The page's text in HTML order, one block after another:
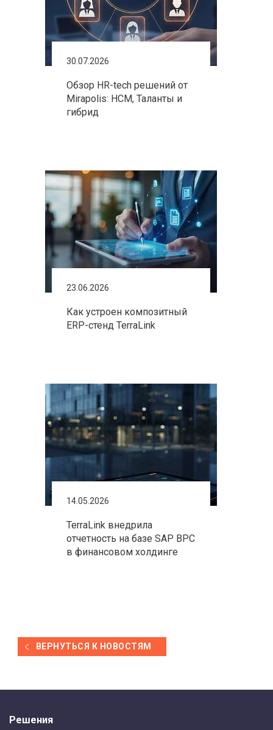
30.07.2026
Обзор HR-tech решений от
Mirapolis: HCM, Таланты и
гибрид
23.06.2026
Как устроен композитный
ERP-стенд TerraLink
14.05.2026
TerraLink внедрила
отчетность на базе SAP BPC
в финансовом холдинге
ВЕРНУТЬСЯ К НОВОСТЯМ
Решения